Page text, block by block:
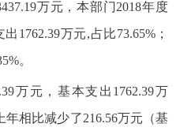
万元，本部门2018年度
1762.39万元,占比73.65%；
。
万元，基本支出1762.39万
相比减少了216.56万元（基